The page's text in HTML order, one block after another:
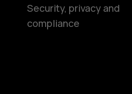
Security, privacy and
compliance